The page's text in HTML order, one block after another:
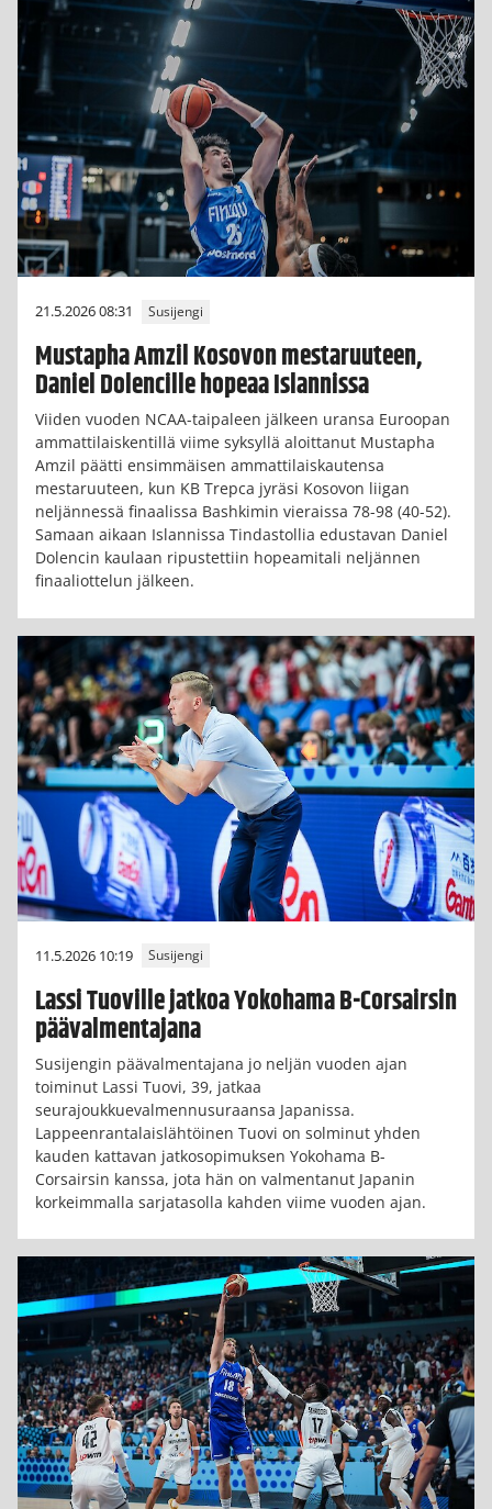
21.5.2026 08:31 Susijengi
Mustapha Amzil Kosovon mestaruuteen,
Daniel Dolencille hopeaa Islannissa
Viiden vuoden NCAA-taipaleen jälkeen uransa Euroopan
ammattilaiskentillä viime syksyllä aloittanut Mustapha
Amzil päätti ensimmäisen ammattilaiskautensa
mestaruuteen, kun KB Trepca jyräsi Kosovon liigan
neljännessä finaalissa Bashkimin vieraissa 78-98 (40-52).
Samaan aikaan Islannissa Tindastollia edustavan Daniel
Dolencin kaulaan ripustettiin hopeamitali neljännen
finaaliottelun jälkeen.
11.5.2026 10:19 Susijengi
Lassi Tuoville jatkoa Yokohama B-Corsairsin
päävalmentajana
Susijengin päävalmentajana jo neljän vuoden ajan
toiminut Lassi Tuovi, 39, jatkaa
seurajoukkuevalmennusuraansa Japanissa.
Lappeenrantalaislähtöinen Tuovi on solminut yhden
kauden kattavan jatkosopimuksen Yokohama B-
Corsairsin kanssa, jota hän on valmentanut Japanin
korkeimmalla sarjatasolla kahden viime vuoden ajan.